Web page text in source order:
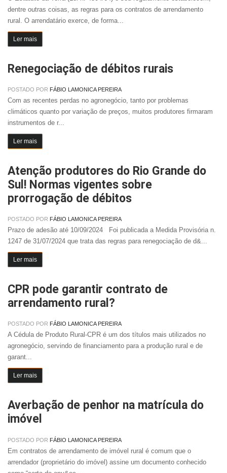
dentre outras coisas, as regras para os contratos de arrendamento
rural. O arrendatário exerce, de forma...
Ler mais
Renegociação de débitos rurais
POSTADO POR FÁBIO LAMONICA PEREIRA
Com as recentes perdas no agronegócio, tanto por problemas
climáticos quanto por variação de preços, muitos produtores firmaram
instrumentos de r...
Ler mais
Atenção produtores do Rio Grande do
Sul! Normas vigentes sobre
prorrogação de débitos
POSTADO POR FÁBIO LAMONICA PEREIRA
Prazo de adesão até 10/09/2024 Foi publicada a Medida Provisória n.
1247 de 31/07/2024 que trata das regras para renegociação de d&...
Ler mais
CPR pode garantir contrato de
arrendamento rural?
POSTADO POR FÁBIO LAMONICA PEREIRA
A Cédula de Produto Rural-CPR é um dos títulos mais utilizados no
agronegócio, servindo de financiamento para a produção rural e de
garant...
Ler mais
Averbação de penhor na matrícula do
imóvel
POSTADO POR FÁBIO LAMONICA PEREIRA
Em contratos de arrendamento de imóvel rural é comum que o
arrendador (proprietário do imóvel) assine um documento conhecido